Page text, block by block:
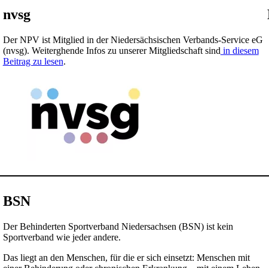
nvsg
Der NPV ist Mitglied in der Niedersächsischen Verbands-Service eG
(nvsg). Weiterghende Infos zu unserer Mitgliedschaft sind in diesem
Beitrag zu lesen.
BSN
Der Behinderten Sportverband Niedersachsen (BSN) ist kein
Sportverband wie jeder andere.
Das liegt an den Menschen, für die er sich einsetzt: Menschen mit